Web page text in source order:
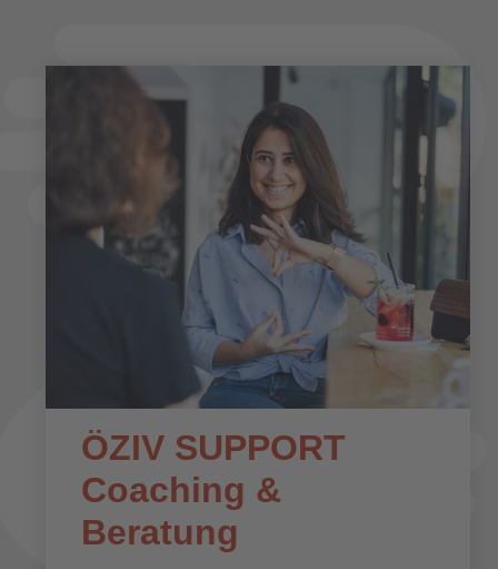
ÖZIV SUPPORT
Coaching &
Beratung